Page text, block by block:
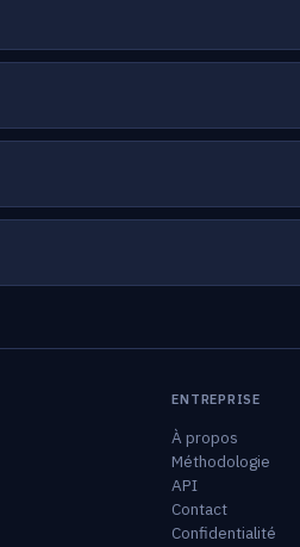
ENTREPRISE
À propos
Méthodologie
API
Contact
Confidentialité